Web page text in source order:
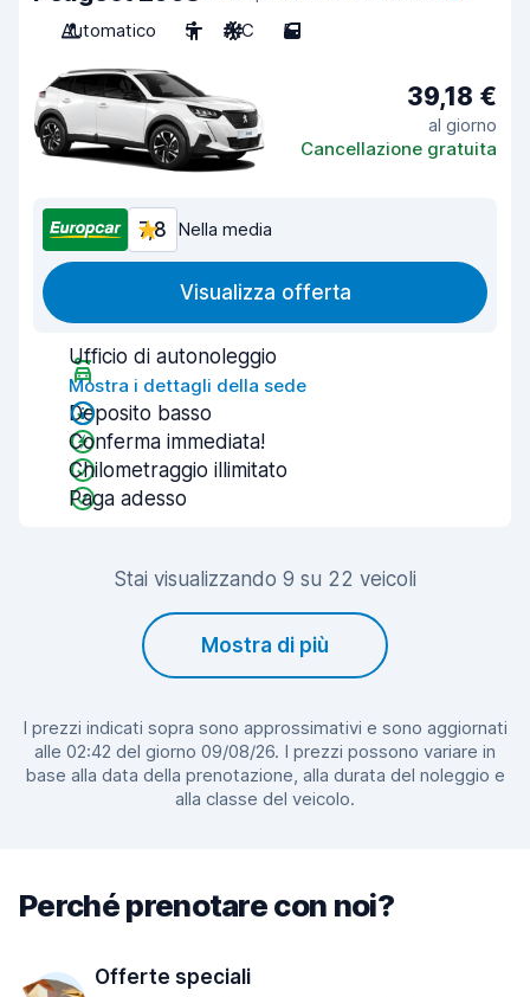
Automatico
5 A/C 5
39,18 €
al giorno
Cancellazione gratuita
7,8 Nella media
Visualizza offerta
Ufficio di autonoleggio
Mostra i dettagli della sede
Deposito basso
Conferma immediata!
Chilometraggio illimitato
Paga adesso
Stai visualizzando 9 su 22 veicoli
Mostra di più
I prezzi indicati sopra sono approssimativi e sono aggiornati
alle 02:42 del giorno 09/08/26. I prezzi possono variare in
base alla data della prenotazione, alla durata del noleggio e
alla classe del veicolo.
Perché prenotare con noi?
Offerte speciali